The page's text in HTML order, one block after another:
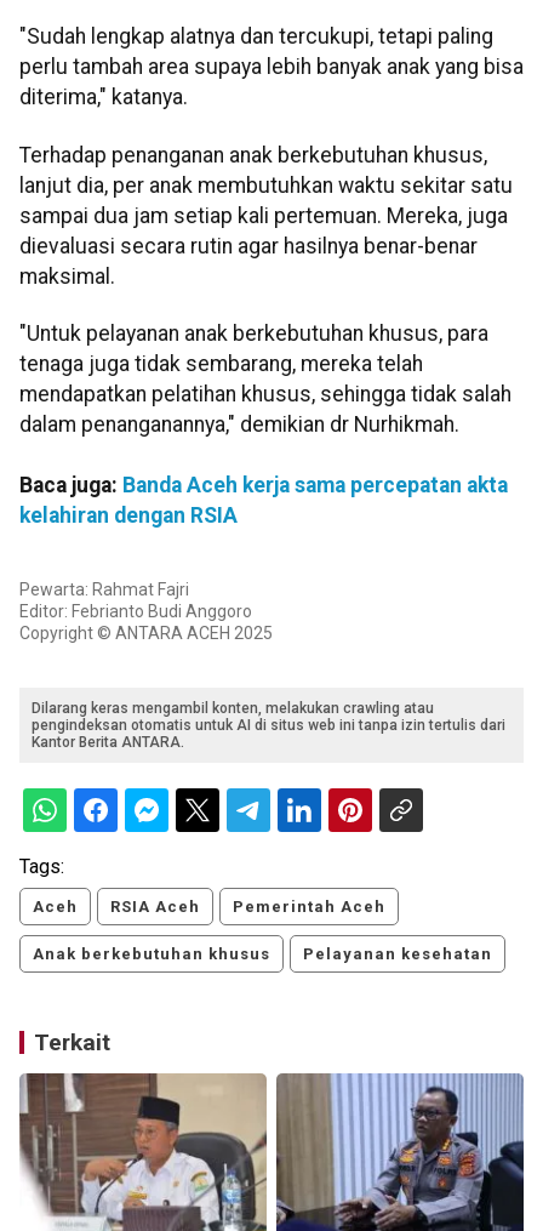
"Sudah lengkap alatnya dan tercukupi, tetapi paling
perlu tambah area supaya lebih banyak anak yang bisa
diterima," katanya.
Terhadap penanganan anak berkebutuhan khusus,
lanjut dia, per anak membutuhkan waktu sekitar satu
sampai dua jam setiap kali pertemuan. Mereka, juga
dievaluasi secara rutin agar hasilnya benar-benar
maksimal.
"Untuk pelayanan anak berkebutuhan khusus, para
tenaga juga tidak sembarang, mereka telah
mendapatkan pelatihan khusus, sehingga tidak salah
dalam penanganannya," demikian dr Nurhikmah.
Baca juga: Banda Aceh kerja sama percepatan akta
kelahiran dengan RSIA
Pewarta: Rahmat Fajri
Editor: Febrianto Budi Anggoro
Copyright © ANTARA ACEH 2025
Dilarang keras mengambil konten, melakukan crawling atau
pengindeksan otomatis untuk AI di situs web ini tanpa izin tertulis dari
Kantor Berita ANTARA.
Tags:
Aceh RSIA Aceh Pemerintah Aceh
Anak berkebutuhan khusus Pelayanan kesehatan
Terkait